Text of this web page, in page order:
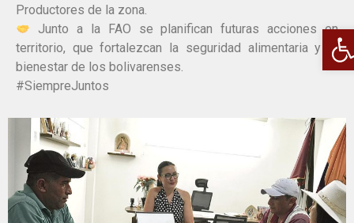
Productores de la zona.
Junto a la FAO se planifican futuras acciones en
territorio, que fortalezcan la seguridad alimentaria y el
bienestar de los bolivarenses.
#SiempreJuntos